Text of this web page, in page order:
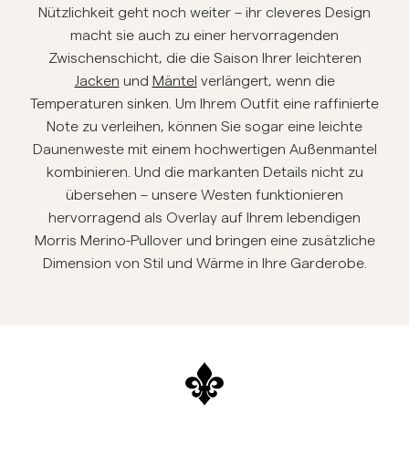
Jacken & Mäntel
Shorts
Strick
Nützlichkeit geht noch weiter – ihr cleveres Design
macht sie auch zu einer hervorragenden
Zwischenschicht, die die Saison Ihrer leichteren
Jacken und Mäntel verlängert, wenn die
Temperaturen sinken. Um Ihrem Outfit eine raffinierte
Note zu verleihen, können Sie sogar eine leichte
Daunenweste mit einem hochwertigen Außenmantel
kombinieren. Und die markanten Details nicht zu
übersehen – unsere Westen funktionieren
hervorragend als Overlay auf Ihrem lebendigen
Morris Merino-Pullover und bringen eine zusätzliche
Dimension von Stil und Wärme in Ihre Garderobe.